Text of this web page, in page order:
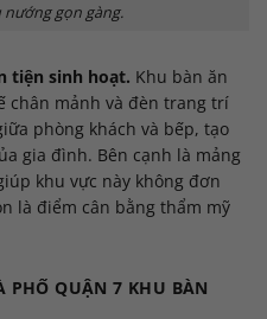
nướng gọn gàng.
tiện sinh hoạt. Khu bàn ăn
chân mảnh và đèn trang trí
phòng khách và bếp, tạo
gia đình. Bên cạnh là mảng
khu vực này không đơn
là điểm cân bằng thẩm mỹ
PHỐ QUẬN 7 KHU BÀN